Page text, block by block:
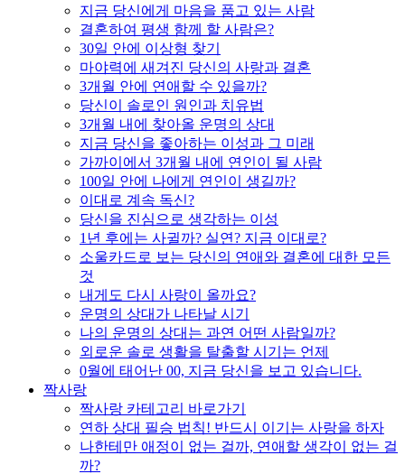
지금 당신에게 마음을 품고 있는 사람
결혼하여 평생 함께 할 사람은?
30일 안에 이상형 찾기
마야력에 새겨진 당신의 사랑과 결혼
3개월 안에 연애할 수 있을까?
당신이 솔로인 원인과 치유법
3개월 내에 찾아올 운명의 상대
지금 당신을 좋아하는 이성과 그 미래
가까이에서 3개월 내에 연인이 될 사람
100일 안에 나에게 연인이 생길까?
이대로 계속 독신?
당신을 진심으로 생각하는 이성
1년 후에는 사귈까? 실연? 지금 이대로?
소울카드로 보는 당신의 연애와 결혼에 대한 모든
것
내게도 다시 사랑이 올까요?
운명의 상대가 나타날 시기
나의 운명의 상대는 과연 어떤 사람일까?
외로운 솔로 생활을 탈출할 시기는 언제
0월에 태어난 00, 지금 당신을 보고 있습니다.
짝사랑
짝사랑 카테고리 바로가기
연하 상대 필승 법칙! 반드시 이기는 사랑을 하자
나한테만 애정이 없는 걸까, 연애할 생각이 없는 걸
까?